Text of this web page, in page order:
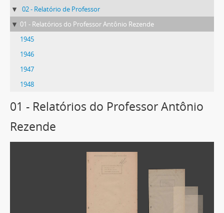
02 - Relatório de Professor
01 - Relatórios do Professor Antônio Rezende
1945
1946
1947
1948
01 - Relatórios do Professor Antônio
Rezende